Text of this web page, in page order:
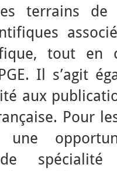
terrains
tout en
Il s’agit
aux
Pour
de